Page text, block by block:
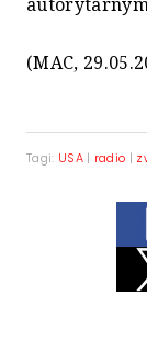
(MAC,
Tagi: USA | radio |